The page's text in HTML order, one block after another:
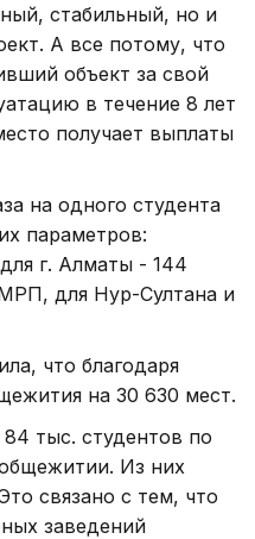
стабильный, но и
А все потому, что
объект за свой
в течение 8 лет
получает выплаты
на одного студента
параметров:
г. Алматы - 144
для Нур-Султана и
что благодаря
на 30 630 мест.
тыс. студентов по
Из них
связано с тем, что
заведений